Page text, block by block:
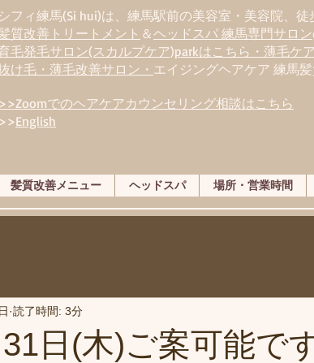
シフィ練馬(Si hui)は、 練馬駅前の美容室・美容院、徒
質改善トリートメント ＆ヘッドスパ 練馬専門サロン
毛発毛サロン(スカルプケア)parkはこちら・薄毛ケ
け毛・薄毛改善サロン・ エイジングヘアケア 練馬
>>Zoomでのヘアケアカウンセリング相談はこちら
>>English
髪質改善メニュー ヘッドスパ 場所・営業時間
31日(木)ご案可能で
読了時間: 3分